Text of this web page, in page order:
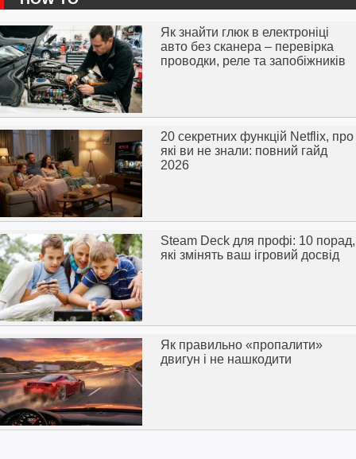
Як знайти глюк в електроніці
авто без сканера – перевірка
проводки, реле та запобіжників
20 секретних функцій Netflix, про
які ви не знали: повний гайд
2026
Steam Deck для профі: 10 порад,
які змінять ваш ігровий досвід
Як правильно «пропалити»
двигун і не нашкодити